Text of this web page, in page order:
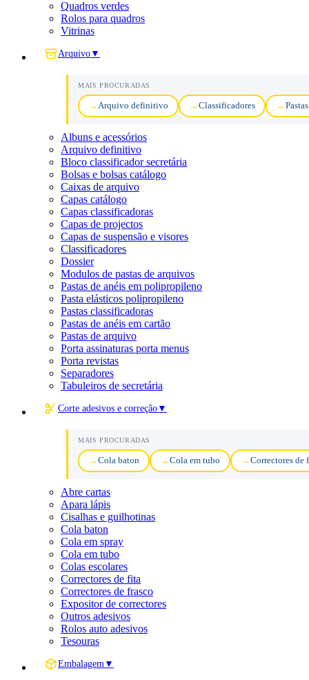
Quadros verdes
Rolos para quadros
Vitrinas
Arquivo ▼
MAIS PROCURADAS
Arquivo definitivo Classificadores
Albuns e acessórios
Arquivo definitivo
Bloco classificador secretária
Bolsas e bolsas catálogo
Caixas de arquivo
Capas catálogo
Capas classificadoras
Capas de projectos
Capas de suspensão e visores
Classificadores
Dossier
Modulos de pastas de arquivos
Pastas de anéis em polipropileno
Pasta elásticos polipropileno
Pastas classificadoras
Pastas de anéis em cartão
Pastas de arquivo
Porta assinaturas porta menus
Porta revistas
Separadores
Tabuleiros de secretária
Corte adesivos e correção ▼
MAIS PROCURADAS
Cola baton Cola em tubo Correctores de
Abre cartas
Apara lápis
Cisalhas e guilhotinas
Cola baton
Cola em spray
Cola em tubo
Colas escolares
Correctores de fita
Correctores de frasco
Expositor de correctores
Outros adesivos
Rolos auto adesivos
Tesouras
Embalagem ▼